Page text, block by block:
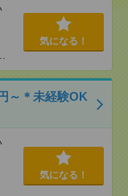
気になる！
～＊未経験OK
気になる！